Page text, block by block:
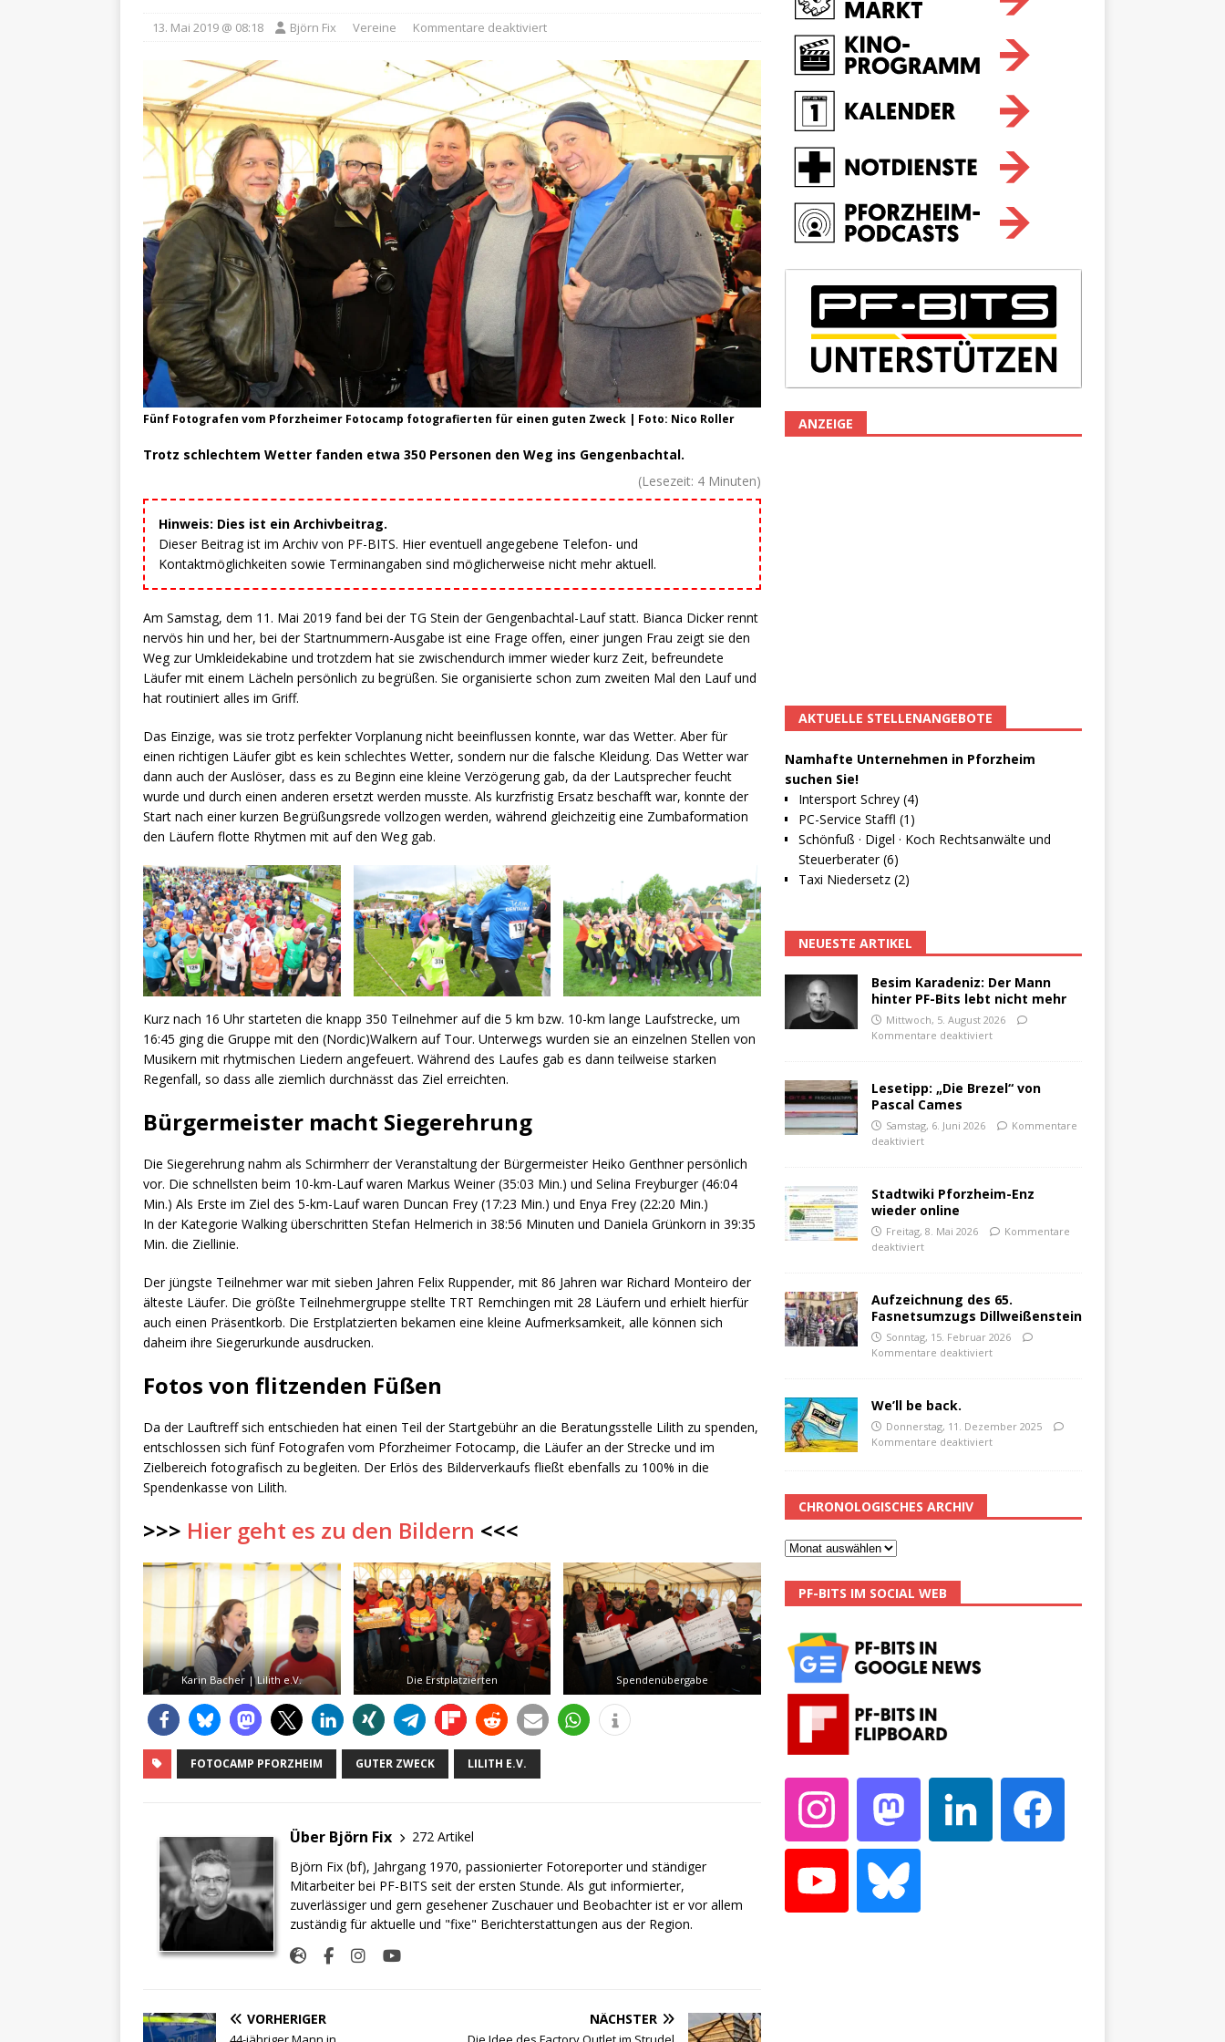
13. Mai 2019 @ 08:18 Björn Fix Vereine Kommentare deaktiviert
Fünf Fotografen vom Pforzheimer Fotocamp fotografierten für einen guten Zweck | Foto: Nico Roller
Trotz schlechtem Wetter fanden etwa 350 Personen den Weg ins Gengenbachtal.
(Lesezeit: 4 Minuten)
Hinweis: Dies ist ein Archivbeitrag.
Dieser Beitrag ist im Archiv von PF-BITS. Hier eventuell angegebene Telefon- und
Kontaktmöglichkeiten sowie Terminangaben sind möglicherweise nicht mehr aktuell.
Am Samstag, dem 11. Mai 2019 fand bei der TG Stein der Gengenbachtal-Lauf statt. Bianca Dicker rennt
nervös hin und her, bei der Startnummern-Ausgabe ist eine Frage offen, einer jungen Frau zeigt sie den
Weg zur Umkleidekabine und trotzdem hat sie zwischendurch immer wieder kurz Zeit, befreundete
Läufer mit einem Lächeln persönlich zu begrüßen. Sie organisierte schon zum zweiten Mal den Lauf und
hat routiniert alles im Griff.
Das Einzige, was sie trotz perfekter Vorplanung nicht beeinflussen konnte, war das Wetter. Aber für
einen richtigen Läufer gibt es kein schlechtes Wetter, sondern nur die falsche Kleidung. Das Wetter war
dann auch der Auslöser, dass es zu Beginn eine kleine Verzögerung gab, da der Lautsprecher feucht
wurde und durch einen anderen ersetzt werden musste. Als kurzfristig Ersatz beschafft war, konnte der
Start nach einer kurzen Begrüßungsrede vollzogen werden, während gleichzeitig eine Zumbaformation
den Läufern flotte Rhytmen mit auf den Weg gab.
Kurz nach 16 Uhr starteten die knapp 350 Teilnehmer auf die 5 km bzw. 10-km lange Laufstrecke, um
16:45 ging die Gruppe mit den (Nordic)Walkern auf Tour. Unterwegs wurden sie an einzelnen Stellen von
Musikern mit rhytmischen Liedern angefeuert. Während des Laufes gab es dann teilweise starken
Regenfall, so dass alle ziemlich durchnässt das Ziel erreichten.
Bürgermeister macht Siegerehrung
Die Siegerehrung nahm als Schirmherr der Veranstaltung der Bürgermeister Heiko Genthner persönlich
vor. Die schnellsten beim 10-km-Lauf waren Markus Weiner (35:03 Min.) und Selina Freyburger (46:04
Min.) Als Erste im Ziel des 5-km-Lauf waren Duncan Frey (17:23 Min.) und Enya Frey (22:20 Min.)
In der Kategorie Walking überschritten Stefan Helmerich in 38:56 Minuten und Daniela Grünkorn in 39:35
Min. die Ziellinie.
Der jüngste Teilnehmer war mit sieben Jahren Felix Ruppender, mit 86 Jahren war Richard Monteiro der
älteste Läufer. Die größte Teilnehmergruppe stellte TRT Remchingen mit 28 Läufern und erhielt hierfür
auch einen Präsentkorb. Die Erstplatzierten bekamen eine kleine Aufmerksamkeit, alle können sich
daheim ihre Siegerurkunde ausdrucken.
Fotos von flitzenden Füßen
Da der Lauftreff sich entschieden hat einen Teil der Startgebühr an die Beratungsstelle Lilith zu spenden,
entschlossen sich fünf Fotografen vom Pforzheimer Fotocamp, die Läufer an der Strecke und im
Zielbereich fotografisch zu begleiten. Der Erlös des Bilderverkaufs fließt ebenfalls zu 100% in die
Spendenkasse von Lilith.
>>> Hier geht es zu den Bildern <<<
Karin Bacher | Lilith e.V. Die Erstplatzierten Spendenübergabe
FOTOCAMP PFORZHEIM GUTER ZWECK LILITH E.V.
Über Björn Fix
272 Artikel
Björn Fix (bf), Jahrgang 1970, passionierter Fotoreporter und ständiger
Mitarbeiter bei PF-BITS seit der ersten Stunde. Als gut informierter,
zuverlässiger und gern gesehener Zuschauer und Beobachter ist er vor allem
zuständig für aktuelle und "fixe" Berichterstattungen aus der Region.
VORHERIGER NÄCHSTER
ANZEIGE
AKTUELLE STELLENANGEBOTE
Namhafte Unternehmen in Pforzheim
suchen Sie!
Intersport Schrey (4)
PC-Service Staffl (1)
Schönfuß · Digel · Koch Rechtsanwälte und
Steuerberater (6)
Taxi Niedersetz (2)
NEUESTE ARTIKEL
Besim Karadeniz: Der Mann
hinter PF-Bits lebt nicht mehr
Mittwoch, 5. August 2026
Kommentare deaktiviert
Lesetipp: „Die Brezel“ von
Pascal Cames
Samstag, 6. Juni 2026
Kommentare
deaktiviert
Stadtwiki Pforzheim-Enz
wieder online
Freitag, 8. Mai 2026
Kommentare
deaktiviert
Aufzeichnung des 65.
Fasnetsumzugs Dillweißenstein
Sonntag, 15. Februar 2026
Kommentare deaktiviert
We’ll be back.
Donnerstag, 11. Dezember 2025
Kommentare deaktiviert
CHRONOLOGISCHES ARCHIV
PF-BITS IM SOCIAL WEB